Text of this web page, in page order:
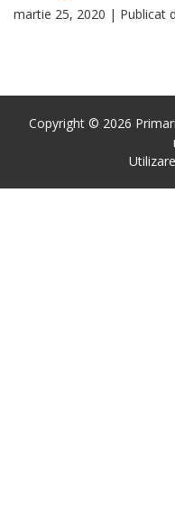
martie 25, 2020 | Publicat
Copyright © 2026